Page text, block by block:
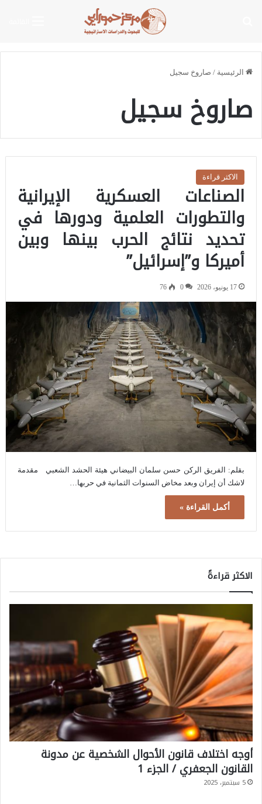
الرئيسية / صاروخ سجيل
صاروخ سجيل
الاكثر قراءة
الصناعات العسكرية الإيرانية
والتطورات العلمية ودورها في
تحديد نتائج الحرب بينها وبين
أميركا و”إسرائيل”
17 يونيو، 2026 0
76
بقلم: الفريق الركن حسن سلمان البيضاني هيئة الحشد الشعبي مقدمة
لاشك أن إيران وبعد مخاض السنوات الثمانية في حربها…
أكمل القراءة »
الاكثر قراءةً
أوجه اختلاف قانون الأحوال الشخصية عن مدونة
القانون الجعفري / الجزء 1
5 سبتمبر، 2025